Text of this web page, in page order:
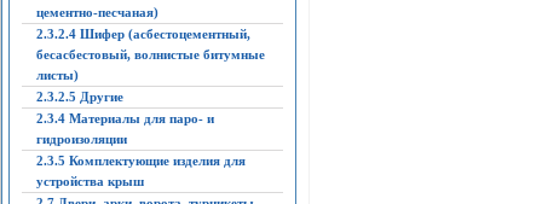
цементно-песчаная)
2.3.2.4 Шифер (асбестоцементный,
бесасбестовый, волнистые битумные
листы)
2.3.2.5 Другие
2.3.4 Материалы для паро- и
гидроизоляции
2.3.5 Комплектующие изделия для
устройства крыш